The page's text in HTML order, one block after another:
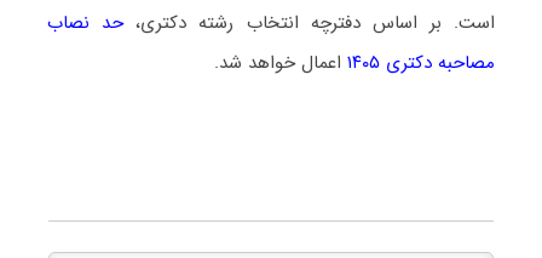
است. بر اساس دفترچه انتخاب رشته دکتری،حد نصاب
مصاحبه دکتری ۱۴۰۵
اعمال خواهد شد.